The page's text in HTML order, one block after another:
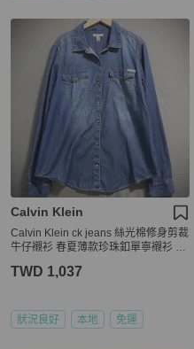
Calvin Klein
Calvin Klein ck jeans 絲光棉修身剪裁
牛仔襯衫 春夏薄款珍珠釦單寧襯衫 女
TWD 1,037
狀況良好 本地 免運